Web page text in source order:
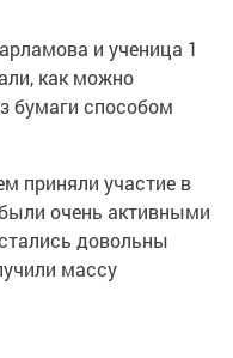
и ученица 1
как можно
бумаги способом
приняли участие в
очень активными
довольны
массу